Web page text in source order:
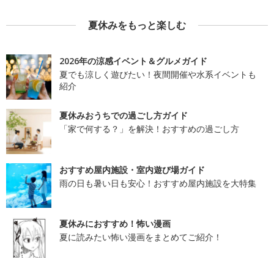
夏休みをもっと楽しむ
2026年の涼感イベント＆グルメガイド
夏でも涼しく遊びたい！夜間開催や水系イベントも
紹介
夏休みおうちでの過ごし方ガイド
「家で何する？」を解決！おすすめの過ごし方
おすすめ屋内施設・室内遊び場ガイド
雨の日も暑い日も安心！おすすめ屋内施設を大特集
夏休みにおすすめ！怖い漫画
夏に読みたい怖い漫画をまとめてご紹介！